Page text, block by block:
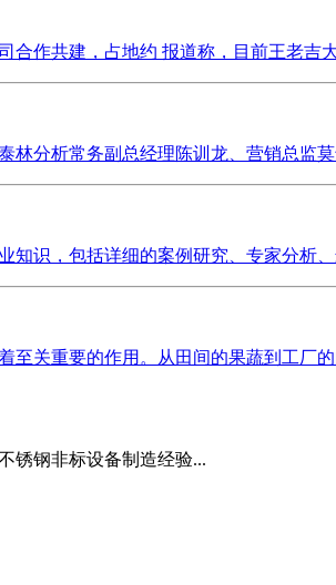
作共建，占地约 报道称，目前王老吉
分析常务副总经理陈训龙、营销总监
识，包括详细的案例研究、专家分析
关重要的作用。从田间的果蔬到工厂
锈钢非标设备制造经验...